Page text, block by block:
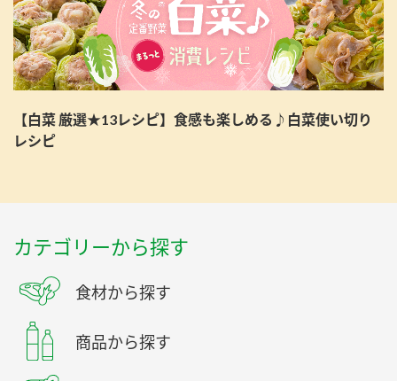
【白菜 厳選★13レシピ】食感も楽しめる♪白菜使い切り
レシピ
カテゴリーから探す
食材から探す
商品から探す